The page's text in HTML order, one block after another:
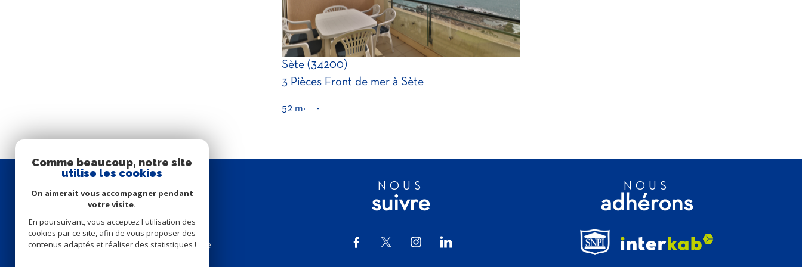
Sète (34200)
3 Pièces Front de mer à Sète
52 m² -
connecter
espace propriétaire
NOUS
suivre
NOUS
adhérons
Comme beaucoup, notre site
utilise les cookies
On aimerait vous accompagner pendant
votre visite.
En poursuivant, vous acceptez l'utilisation des
cookies par ce site, afin de vous proposer des
contenus adaptés et réaliser des statistiques !